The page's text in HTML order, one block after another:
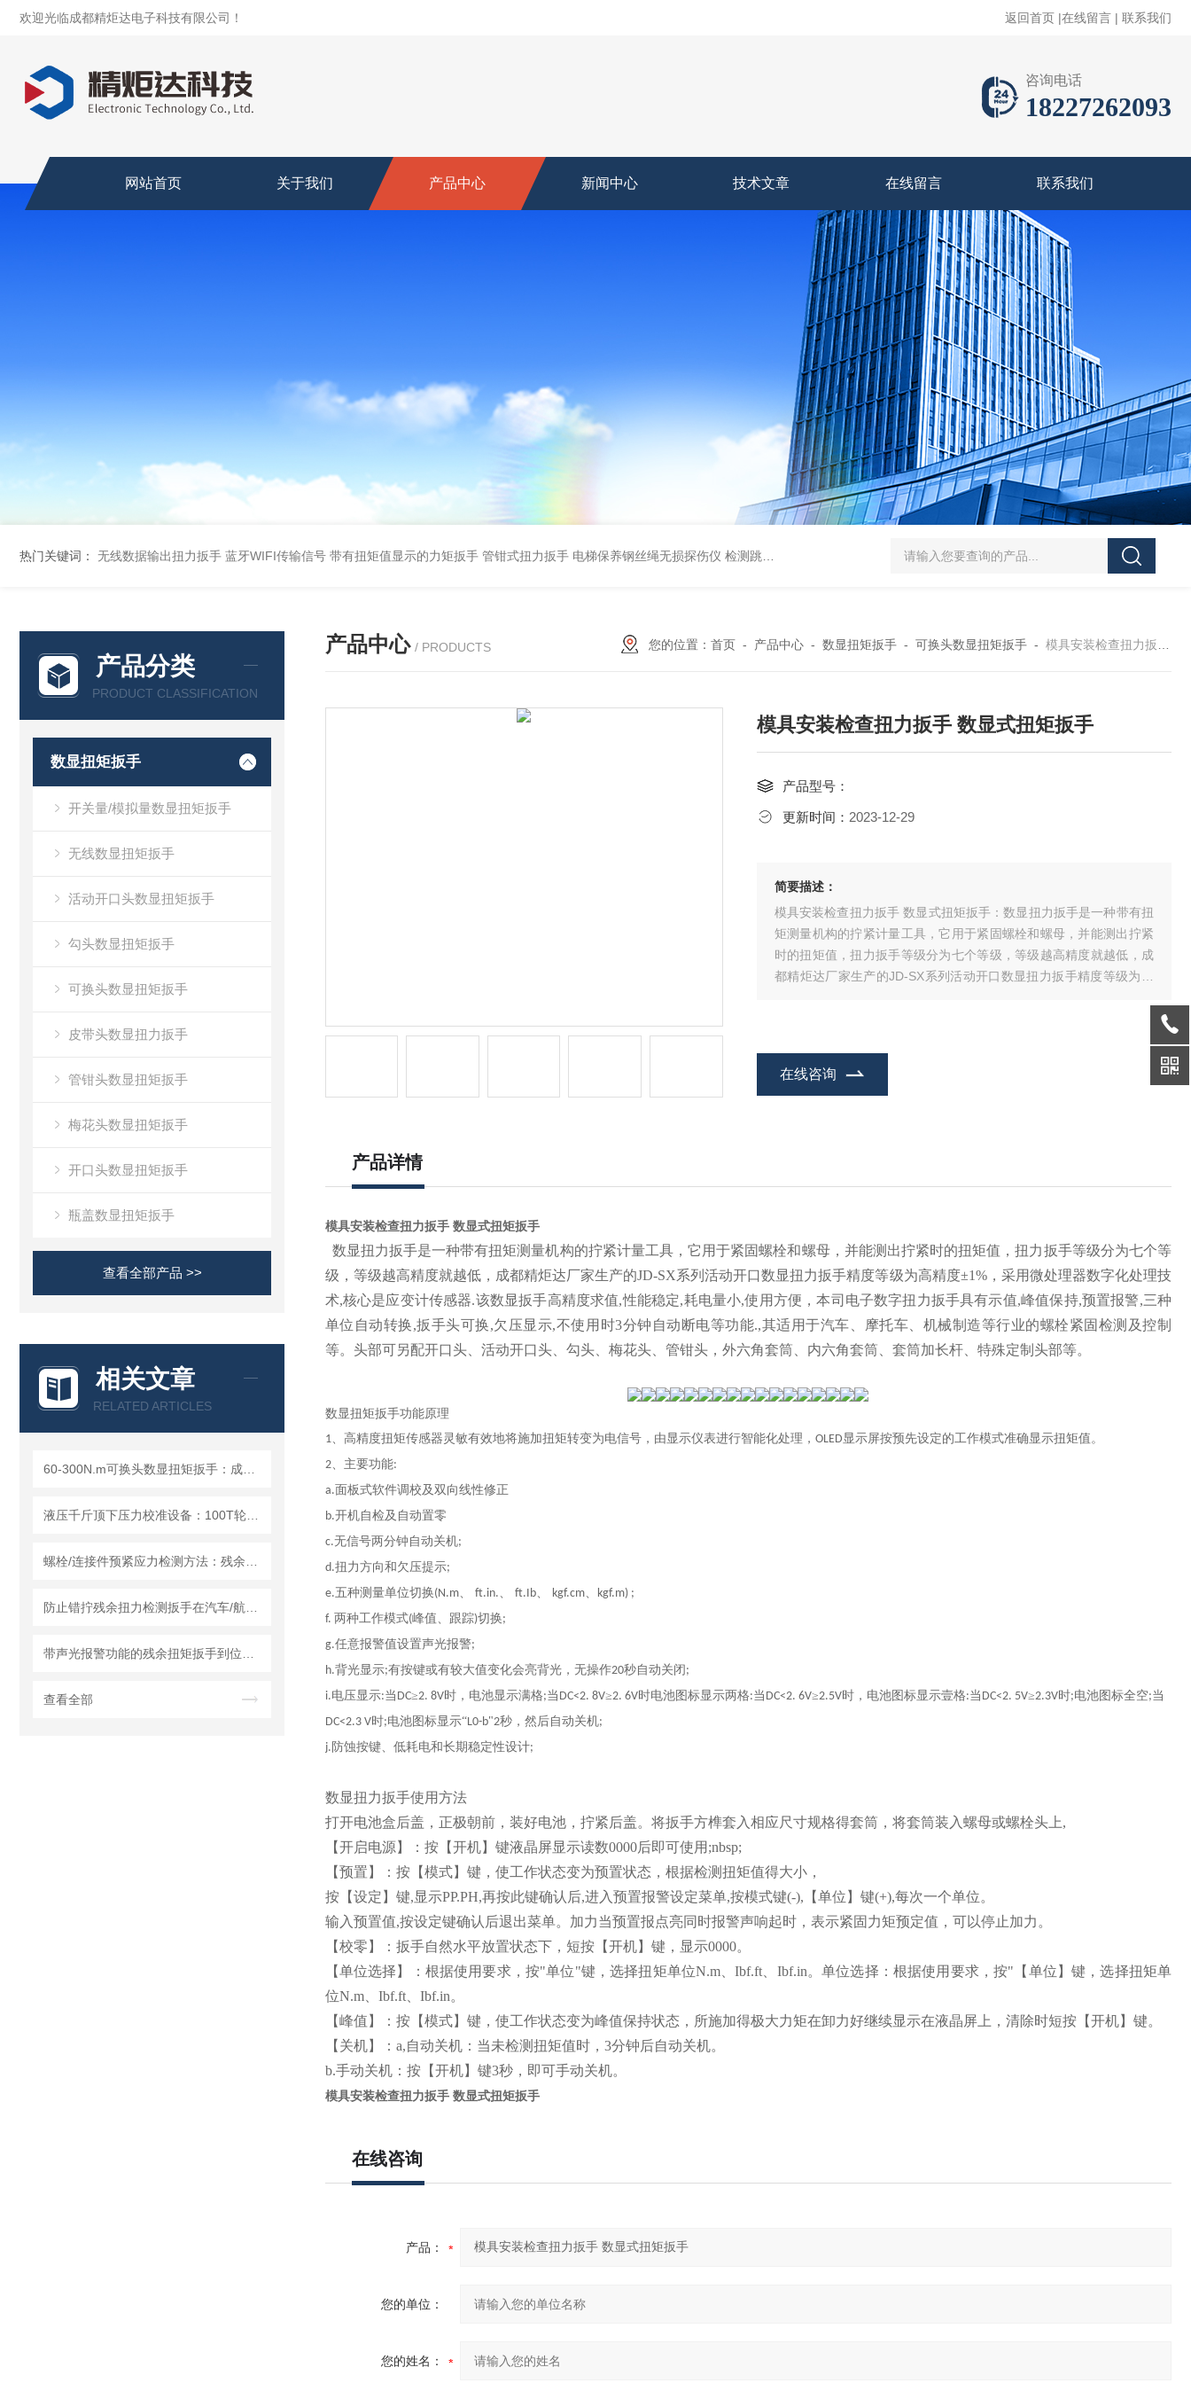
欢迎光临成都精炬达电子科技有限公司！ 返回首页 |在线留言 | 联系我们
咨询电话
18227262093
网站首页 关于我们 产品中心 新闻中心 技术文章 在线留言 联系我们
热门关键词： 无线数据输出扭力扳手 蓝牙WIFI传输信号 带有扭矩值显示的力矩扳手 管钳式扭力扳手 电梯保养钢丝绳无损探伤仪 检测跳丝/断丝 5-300N.m的扭矩扳手检定仪 机械扳手校准仪 JDSF100KN电子式拉
产品分类
PRODUCT CLASSIFICATION
数显扭矩扳手
开关量/模拟量数显扭矩扳手
无线数显扭矩扳手
活动开口头数显扭矩扳手
勾头数显扭矩扳手
可换头数显扭矩扳手
皮带头数显扭力扳手
管钳头数显扭矩扳手
梅花头数显扭矩扳手
开口头数显扭矩扳手
瓶盖数显扭矩扳手
查看全部产品 >>
相关文章
RELATED ARTICLES
查看全部
产品中心 / PRODUCTS 您的位置： 首页- 产品中心- 数显扭矩扳手- 可换头数显扭矩扳手- 模具安装检查扭力扳手 数显式扭矩扳手
模具安装检查扭力扳手 数显式扭矩扳手
产品型号：
更新时间： 2023-12-29
简要描述：
模具安装检查扭力扳手 数显式扭矩扳手：数显扭力扳手是一种带有扭
矩测量机构的拧紧计量工具，它用于紧固螺栓和螺母，并能测出拧紧
时的扭矩值，扭力扳手等级分为七个等级，等级越高精度就越低，成
都精炬达厂家生产的JD-SX系列活动开口数显扭力扳手精度等级为高
在线咨询
产品详情
模具安装检查扭力扳手 数显式扭矩扳手
数显扭力扳手是一种带有扭矩测量机构的拧紧计量工具，它用于紧固螺栓和螺母，并能测出拧紧时的扭矩值，扭力扳手等级分为七个等
级，等级越高精度就越低，成都精炬达厂家生产的JD-SX系列活动开口数显扭力扳手精度等级为高精度±1%，采用微处理器数字化处理技
术,核心是应变计传感器.该数显扳手高精度求值,性能稳定,耗电量小,使用方便，本司电子数字扭力扳手具有示值,峰值保持,预置报警,三种
单位自动转换,扳手头可换,欠压显示,不使用时3分钟自动断电等功能.,其适用于汽车、摩托车、机械制造等行业的螺栓紧固检测及控制
等。头部可另配开口头、活动开口头、勾头、梅花头、管钳头，外六角套筒、内六角套筒、套筒加长杆、特殊定制头部等。
数显扭矩扳手功能原理
1、高精度扭矩传感器灵敏有效地将施加扭矩转变为电信号，由显示仪表进行智能化处理， OLED显示屏按预先设定的工作模式准确显示扭矩值。
2、主要功能:
a.面板式软件调校及双向线性修正
b.开机自检及自动置零
c.无信号两分钟自动关机;
d.扭力方向和欠压提示;
e.五种测量单位切换(N.m、 ft.in.、 ft.Ib、 kgf.cm、 kgf.m) ;
f. 两种工作模式(峰值、跟踪)切换;
g.任意报警值设置声光报警;
h.背光显示;有按键或有较大值变化会亮背光，无操作20秒自动关闭 ;
i.电压显示:当 DC≥2. 8V时，电池显示满格;当 DC<2. 8V≥2. 6V时电池图标显示两格:当 DC<2. 6V≥2.5V时，电池图标显示壹格:当 DC<2. 5V≥2.3V时;电池图标全空;当
DC<2.3 V时;电池图标显示“L0-b"2秒，然后自动关机;
j. 防蚀按键、低耗电和长期稳定性设计;
数显扭力扳手使用方法
打开电池盒后盖，正极朝前，装好电池，拧紧后盖。将扳手方榫套入相应尺寸规格得套筒，将套筒装入螺母或螺栓头上,
【开启电源】：按【开机】键液晶屏显示读数0000后即可使用;nbsp;
【预置】：按【模式】键，使工作状态变为预置状态，根据检测扭矩值得大小，
按【设定】键,显示PP.PH,再按此键确认后,进入预置报警设定菜单,按模式键(-),【单位】键(+),每次一个单位。
输入预置值,按设定键确认后退出菜单。加力当预置报点亮同时报警声响起时，表示紧固力矩预定值，可以停止加力。
【校零】：扳手自然水平放置状态下，短按【开机】键，显示0000。
【单位选择】：根据使用要求，按"单位"键，选择扭矩单位N.m、Ibf.ft、Ibf.in。单位选择：根据使用要求，按"【单位】键，选择扭矩单
位N.m、Ibf.ft、Ibf.in。
【峰值】：按【模式】键，使工作状态变为峰值保持状态，所施加得极大力矩在卸力好继续显示在液晶屏上，清除时短按【开机】键。
【关机】：a,自动关机：当未检测扭矩值时，3分钟后自动关机。
b.手动关机：按【开机】键3秒，即可手动关机。
模具安装检查扭力扳手 数显式扭矩扳手
在线咨询
产品：
您的单位：
您的姓名：